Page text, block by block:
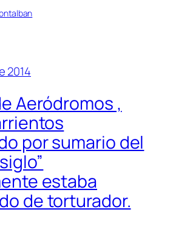
2014
Aeródromos ,
por sumario del
estaba
de torturador.